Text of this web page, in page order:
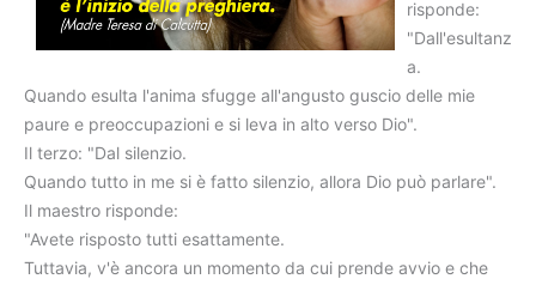
risponde:
"Dall'esultanz
a.
Quando esulta l'anima sfugge all'angusto guscio delle mie
paure e preoccupazioni e si leva in alto verso Dio".
Il terzo: "Dal silenzio.
Quando tutto in me si è fatto silenzio, allora Dio può parlare".
Il maestro risponde:
"Avete risposto tutti esattamente.
Tuttavia, v'è ancora un momento da cui prende avvio e che